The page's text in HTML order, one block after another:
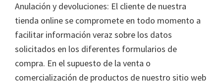
Anulación y devoluciones: El cliente de nuestra
tienda online se compromete en todo momento a
facilitar información veraz sobre los datos
solicitados en los diferentes formularios de
compra. En el supuesto de la venta o
comercialización de productos de nuestro sitio web